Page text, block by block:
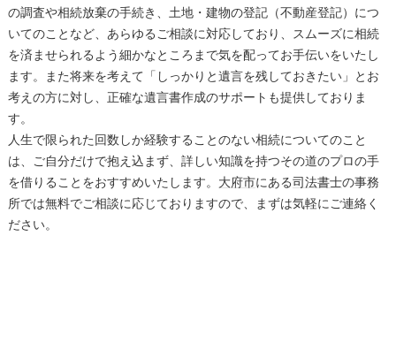
の調査や相続放棄の手続き、土地・建物の登記（不動産登記）につ
いてのことなど、あらゆるご相談に対応しており、スムーズに相続
を済ませられるよう細かなところまで気を配ってお手伝いをいたし
ます。また将来を考えて「しっかりと遺言を残しておきたい」とお
考えの方に対し、正確な遺言書作成のサポートも提供しておりま
す。
人生で限られた回数しか経験することのない相続についてのこと
は、ご自分だけで抱え込まず、詳しい知識を持つその道のプロの手
を借りることをおすすめいたします。 大府市にある司法書士の事務
所では無料でご相談に応じておりますので、まずは気軽にご連絡く
ださい。